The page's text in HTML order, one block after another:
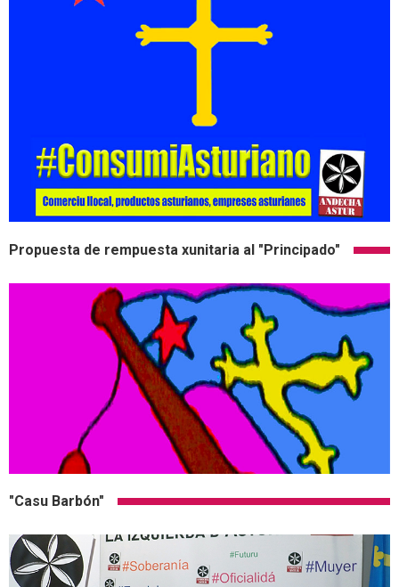
Propuesta de rempuesta xunitaria al "Principado"
"Casu Barbón"